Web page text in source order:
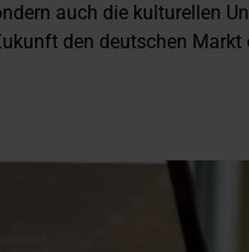
auch die kulturellen
den deutschen